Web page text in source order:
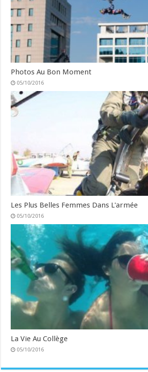
Photos Au Bon Moment
05/10/2016
Les Plus Belles Femmes Dans L'armée
05/10/2016
La Vie Au Collège
05/10/2016